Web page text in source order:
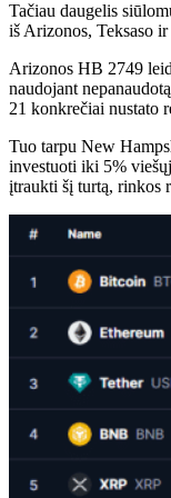
Tačiau daugelis
iš Arizonos, Teksaso
Arizonos HB 2749
naudojant
21 konkrečiai nustato
Tuo tarpu New
investuoti iki 5%
įtraukti šį turtą, rinkos